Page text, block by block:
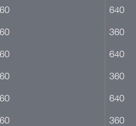
640
360
640
360
640
360